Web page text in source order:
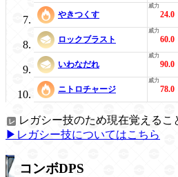
やきつくす 24.0
ロックブラスト 60.0
いわなだれ 90.0
ニトロチャージ 78.0
レガシー技のため現在覚えるこ
▶レガシー技についてはこちら
コンボDPS